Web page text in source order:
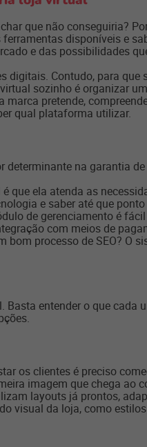
que não conseguiria?
disponíveis e
e das possibilidades
digitais. Contudo, para
sozinho é organizar
pretende,
qual plataforma utilizar.
na garantia
que ela atenda as
e saber até que
de gerenciamento é
com meios de
processo de SEO? O
entender o que cada
os clientes é preciso
imagem que chega ao
layouts já prontos,
visual da loja, como